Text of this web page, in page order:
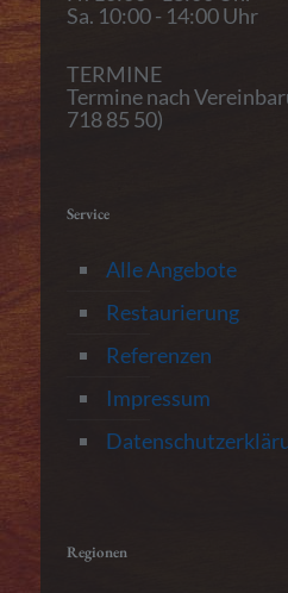
Sa. 10:00 - 14:00 Uhr
TERMINE
Termine nach
718 85 50)
Service
Alle Angebote
Restaurierung
Referenzen
Impressum
Regionen